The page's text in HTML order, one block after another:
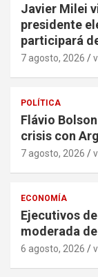
Javier Milei
presidente
participará
7 agosto, 2026
POLÍTICA
Flávio
crisis con
7 agosto, 2026
ECONOMÍA
Ejecutivos
moderada
6 agosto, 2026